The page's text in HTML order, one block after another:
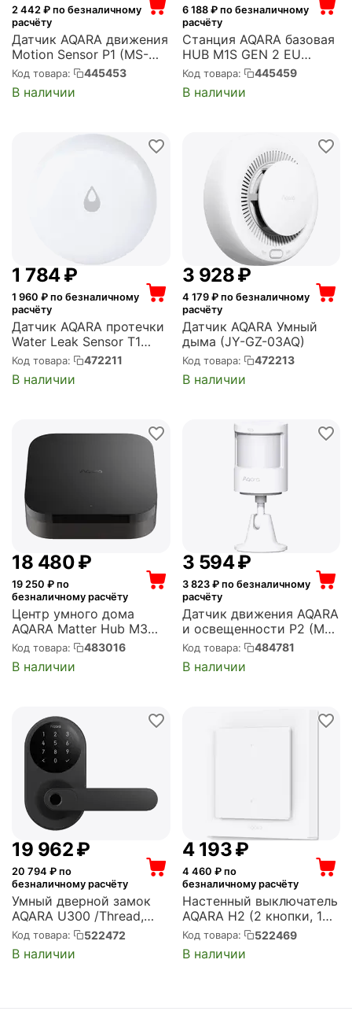
2 442 ₽ по безналичному
расчёту
Датчик AQARA движения
Motion Sensor P1 (MS-
S02)
Код товара: 445453
В наличии
6 188₽ по безналичному
расчёту
Станция AQARA базовая
HUB M1S GEN 2 EU
VERSION (HM1S-G02)
Код товара: 445459
В наличии
1 784₽
1 960 ₽ по безналичному
расчёту
Датчик AQARA протечки
Water Leak Sensor T1
(WL-S02D)
Код товара: 472211
В наличии
3 928₽
4 179₽ по безналичному
расчёту
Датчик AQARA Умный
дыма (JY-GZ-03AQ)
Код товара: 472213
В наличии
18 480₽
19 250 ₽ по
безналичному расчёту
Центр умного дома
AQARA Matter Hub M3
(HM-G01D)
Код товара: 483016
В наличии
3 594₽
3 823₽ по безналичному
расчёту
Датчик движения AQARA
и освещенности P2 (ML-
S03D)
Код товара: 484781
В наличии
19 962₽
20 794 ₽ по
безналичному расчёту
Умный дверной замок
AQARA U300 /Thread,
Bluetooth, NFC/до 50
отпечатков пальцев/
функция "всегда
Код товара: 522472
В наличии
4 193₽
4 460 ₽ по
безналичному расчёту
Настенный выключатель
AQARA H2 (2 кнопки, 1
канал) /
одноклавишный/Zigbee,
Thread, BLE/питание
Код товара: 522469
В наличии